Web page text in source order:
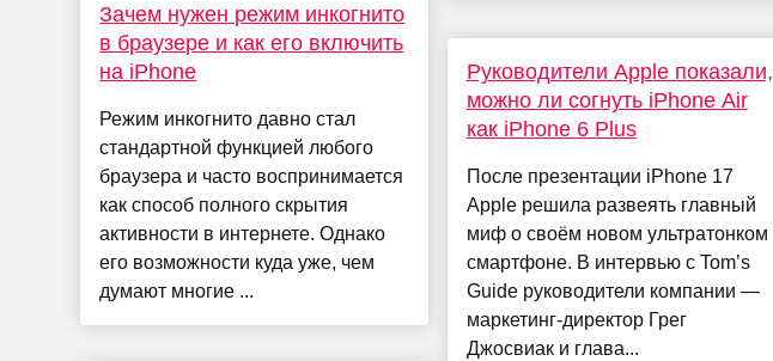
Зачем нужен режим инкогнито
в браузере и как его включить
на iPhone
Режим инкогнито давно стал
стандартной функцией любого
браузера и часто воспринимается
как способ полного скрытия
активности в интернете. Однако
его возможности куда уже, чем
думают многие ...
Руководители Apple показали,
можно ли согнуть iPhone Air
как iPhone 6 Plus
После презентации iPhone 17
Apple решила развеять главный
миф о своём новом ультратонком
смартфоне. В интервью с Tom’s
Guide руководители компании —
маркетинг-директор Грег
Джосвиак и глава...